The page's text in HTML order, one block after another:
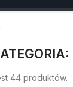
44 produktów.